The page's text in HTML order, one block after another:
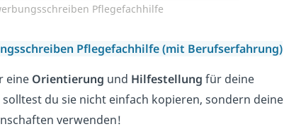
Pflegefachhilfe
Pflegefachhilfe (mit Berufserfahrung)
eine Orientierung und Hilfestellung für deine
du sie nicht einfach kopieren, sondern deine
verwenden!